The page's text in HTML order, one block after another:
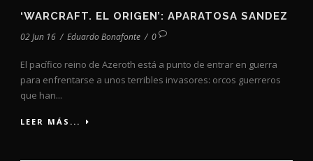
‘WARCRAFT. EL ORIGEN’: APARATOSA SANDEZ
02 Jun 16 / Eduardo Bonafonte / 0
El pacífico reino de Azeroth está a punto de entrar en guerra
para enfrentarse a unos terribles invasores: orcos guerreros
que han...
LEER MÁS...